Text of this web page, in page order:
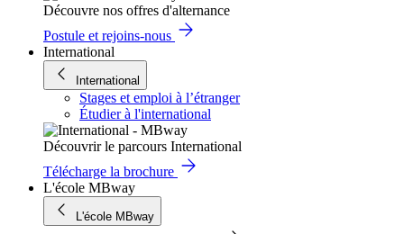
Découvre nos offres d'alternance
Postule et rejoins-nous
International
International
Stages et emploi à l’étranger
Étudier à l'international
Découvrir le parcours International
Télécharge la brochure
L'école MBway
L'école MBway